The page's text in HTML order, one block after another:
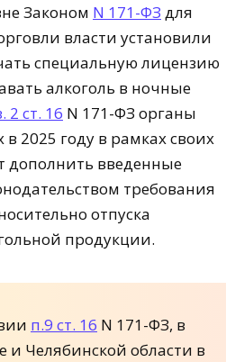
Законом N 171-ФЗ для
власти установили
специальную лицензию
алкоголь в ночные
2 ст. 16 N 171-ФЗ органы
в 2025 году в рамках своих
дополнить введенные
требования
отпуска
продукции.
п.9 ст. 16 N 171-ФЗ, в
и Челябинской области в